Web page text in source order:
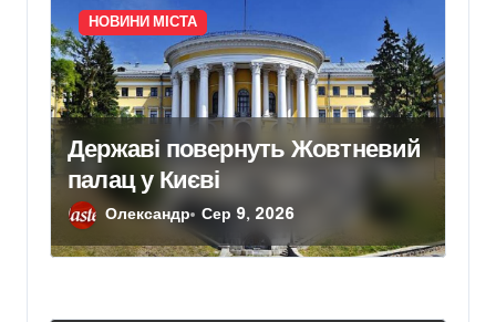
НОВИНИ МІСТА
Державі повернуть Жовтневий
палац у Києві
Олександр Сер 9, 2026